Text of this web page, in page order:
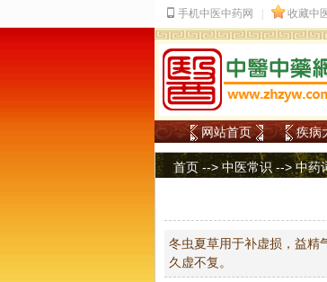
网站首页 疾病
首页 -->中医常识 -->中药
冬虫夏草用于补虚损，益精
久虚不复。